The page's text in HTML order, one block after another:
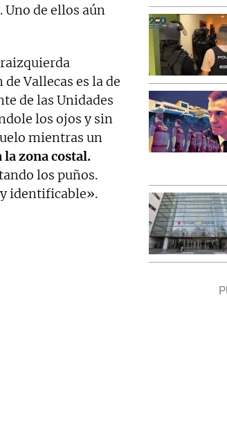
de ellos aún
Vallecas es la de
de las Unidades
los ojos y sin
mientras un
la zona costal.
los puños.
identificable».